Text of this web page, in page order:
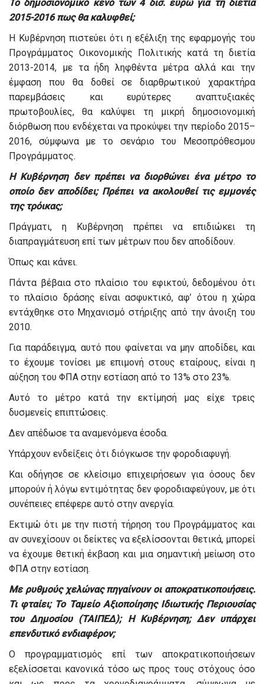
Το δημοσιονομικό κενό των 4 δισ. ευρώ για τη διετία
2015-2016 πως θα καλυφθεί;
Η Κυβέρνηση πιστεύει ότι η εξέλιξη της εφαρμογής του
Προγράμματος Οικονομικής Πολιτικής κατά τη διετία
2013-2014, με τα ήδη ληφθέντα μέτρα αλλά και την
έμφαση που θα δοθεί σε διαρθρωτικού χαρακτήρα
παρεμβάσεις και ευρύτερες αναπτυξιακές
πρωτοβουλίες, θα καλύψει τη μικρή δημοσιονομική
διόρθωση που ενδέχεται να προκύψει την περίοδο 2015–
2016, σύμφωνα με το σενάριο του Μεσοπρόθεσμου
Προγράμματος.
Η Κυβέρνηση δεν πρέπει να διορθώνει ένα μέτρο το
οποίο δεν αποδίδει; Πρέπει να ακολουθεί τις εμμονές
της τρόικας;
Πράγματι, η Κυβέρνηση πρέπει να επιδιώκει τη
διαπραγμάτευση επί των μέτρων που δεν αποδίδουν.
Όπως και κάνει.
Πάντα βέβαια στο πλαίσιο του εφικτού, δεδομένου ότι
το πλαίσιο δράσης είναι ασφυκτικό, αφ’ ότου η χώρα
εντάχθηκε στο Μηχανισμό στήριξης από την άνοιξη του
2010.
Για παράδειγμα, αυτό που φαίνεται να μην αποδίδει, και
το έχουμε τονίσει με επιμονή στους εταίρους, είναι η
αύξηση του ΦΠΑ στην εστίαση από το 13% στο 23%.
Αυτό το μέτρο κατά την εκτίμησή μας είχε τρεις
δυσμενείς επιπτώσεις.
Δεν απέδωσε τα αναμενόμενα έσοδα.
Υπάρχουν ενδείξεις ότι διόγκωσε την φοροδιαφυγή.
Και οδήγησε σε κλείσιμο επιχειρήσεων για όσους δεν
μπορούν ή λόγω εντιμότητας δεν φοροδιαφεύγουν, με ότι
συνέπειες επέφερε αυτό στην ανεργία.
Εκτιμώ ότι με την πιστή τήρηση του Προγράμματος και
αν συνεχίσουν οι δείκτες να εξελίσσονται θετικά, μπορεί
να έχουμε θετική έκβαση και μια σημαντική μείωση στο
ΦΠΑ στην εστίαση.
Με ρυθμούς χελώνας πηγαίνουν οι αποκρατικοποιήσεις.
Τι φταίει; Το Ταμείο Αξιοποίησης Ιδιωτικής Περιουσίας
του Δημοσίου (ΤΑΙΠΕΔ); Η Κυβέρνηση; Δεν υπάρχει
επενδυτικό ενδιαφέρον;
Ο προγραμματισμός επί των αποκρατικοποιήσεων
εξελίσσεται κανονικά τόσο ως προς τους στόχους όσο